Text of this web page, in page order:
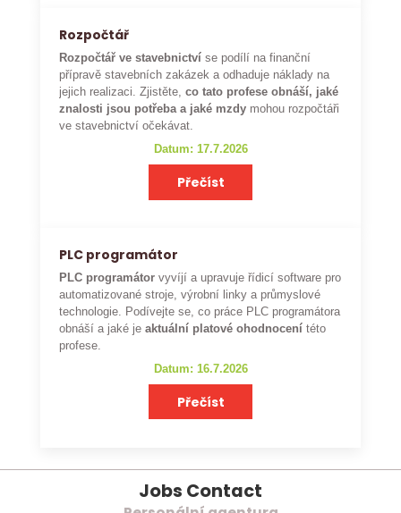
Rozpočtář
Rozpočtář ve stavebnictví se podílí na finanční
přípravě stavebních zakázek a odhaduje náklady na
jejich realizaci. Zjistěte,co tato profese obnáší, jaké
znalosti jsou potřeba a jaké mzdy mohou rozpočtáři
ve stavebnictví očekávat.
Datum: 17.7.2026
Přečíst
PLC programátor
PLC programátor vyvíjí a upravuje řídicí software pro
automatizované stroje, výrobní linky a průmyslové
technologie. Podívejte se, co práce PLC programátora
obnáší a jaké je aktuální platové ohodnocení této
profese.
Datum: 16.7.2026
Přečíst
Jobs Contact